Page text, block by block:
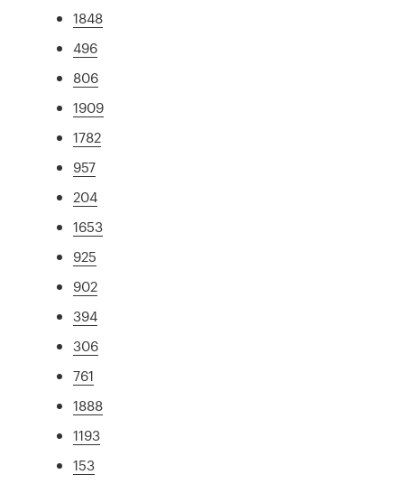
1848
496
806
1909
1782
957
204
1653
925
902
394
306
761
1888
1193
153